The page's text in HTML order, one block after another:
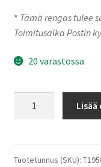
* Tämä rengas tulee
Toimitusaika Postin
20 varastossa
IV-
Tuotetunnus (SKU):